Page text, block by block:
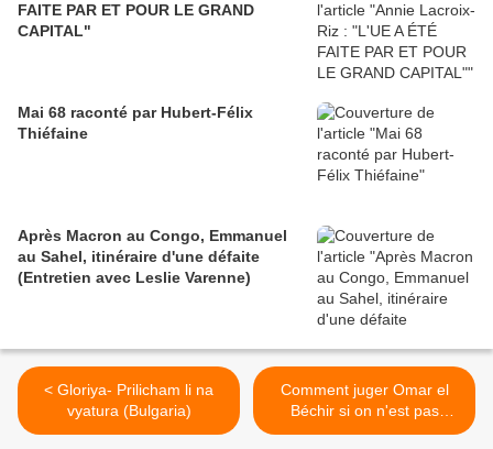
FAITE PAR ET POUR LE GRAND
CAPITAL"
Mai 68 raconté par Hubert-Félix
Thiéfaine
Après Macron au Congo, Emmanuel
au Sahel, itinéraire d'une défaite
(Entretien avec Leslie Varenne)
< Gloriya- Prilicham li na
vyatura (Bulgaria)
Comment juger Omar el
Béchir si on n'est pas
capable de condamner une